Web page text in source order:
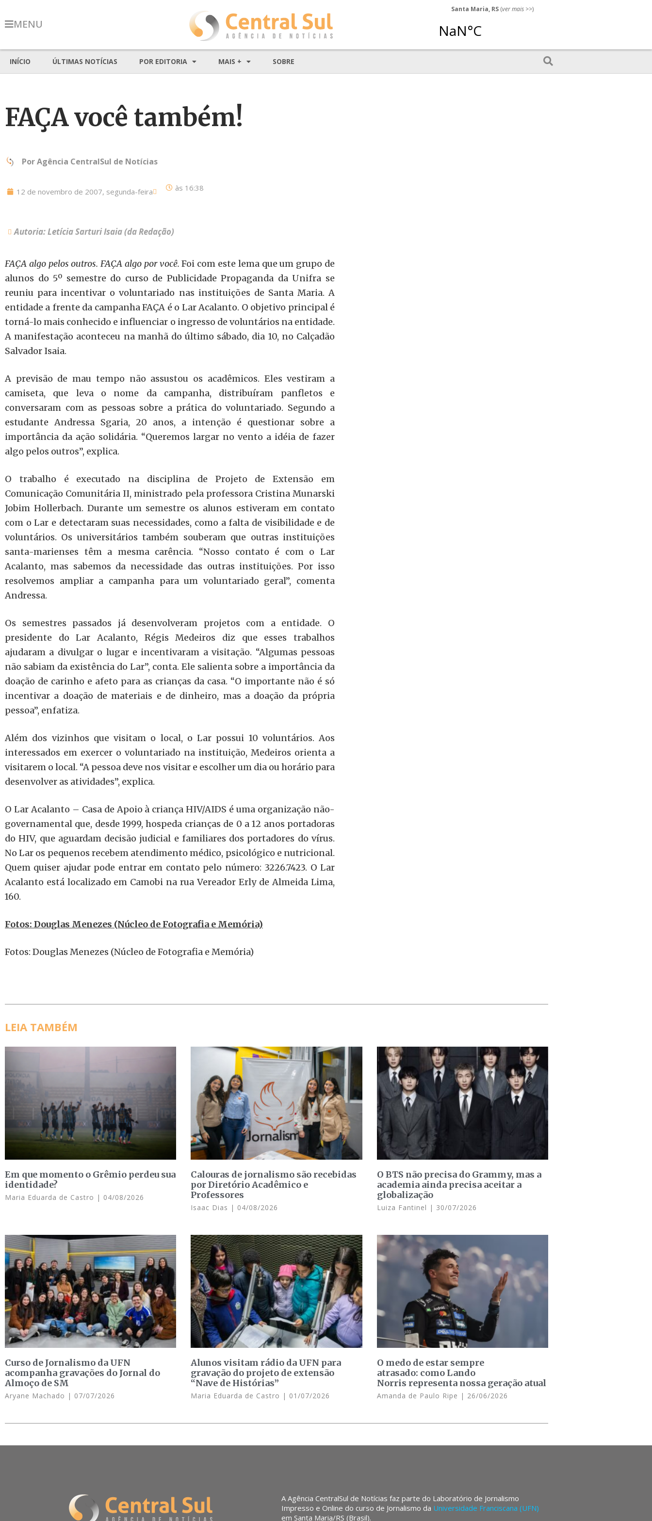
MENU
Santa Maria, RS (ver mais >>)
INÍCIO ÚLTIMAS NOTÍCIAS POR EDITORIA MAIS + SOBRE
FAÇA você também!
PorAgência CentralSul de Notícias
12 de novembro de 2007, segunda-feira às 16:38
Autoria: Letícia Sarturi Isaia (da Redação)
FAÇA algo pelos outros. FAÇA algo por você. Foi com este lema que um grupo de
alunos do 5º semestre do curso de Publicidade Propaganda da Unifra se
reuniu para incentivar o voluntariado nas instituições de Santa Maria. A
entidade a frente da campanha FAÇA é o Lar Acalanto. O objetivo principal é
torná-lo mais conhecido e influenciar o ingresso de voluntários na entidade.
A manifestação aconteceu na manhã do último sábado, dia 10, no Calçadão
Salvador Isaia.
A previsão de mau tempo não assustou os acadêmicos. Eles vestiram a
camiseta, que leva o nome da campanha, distribuíram panfletos e
conversaram com as pessoas sobre a prática do voluntariado. Segundo a
estudante Andressa Sgaria, 20 anos, a intenção é questionar sobre a
importância da ação solidária. “Queremos largar no vento a idéia de fazer
algo pelos outros”, explica.
O trabalho é executado na disciplina de Projeto de Extensão em
Comunicação Comunitária II, ministrado pela professora Cristina Munarski
Jobim Hollerbach. Durante um semestre os alunos estiveram em contato
com o Lar e detectaram suas necessidades, como a falta de visibilidade e de
voluntários. Os universitários também souberam que outras instituições
santa-marienses têm a mesma carência. “Nosso contato é com o Lar
Acalanto, mas sabemos da necessidade das outras instituições. Por isso
resolvemos ampliar a campanha para um voluntariado geral”, comenta
Andressa.
Os semestres passados já desenvolveram projetos com a entidade. O
presidente do Lar Acalanto, Régis Medeiros diz que esses trabalhos
ajudaram a divulgar o lugar e incentivaram a visitação. “Algumas pessoas
não sabiam da existência do Lar”, conta. Ele salienta sobre a importância da
doação de carinho e afeto para as crianças da casa. “O importante não é só
incentivar a doação de materiais e de dinheiro, mas a doação da própria
pessoa”, enfatiza.
Além dos vizinhos que visitam o local, o Lar possui 10 voluntários. Aos
interessados em exercer o voluntariado na instituição, Medeiros orienta a
visitarem o local. “A pessoa deve nos visitar e escolher um dia ou horário para
desenvolver as atividades”, explica.
O Lar Acalanto – Casa de Apoio à criança HIV/AIDS é uma organização não-
governamental que, desde 1999, hospeda crianças de 0 a 12 anos portadoras
do HIV, que aguardam decisão judicial e familiares dos portadores do vírus.
No Lar os pequenos recebem atendimento médico, psicológico e nutricional.
Quem quiser ajudar pode entrar em contato pelo número: 3226.7423. O Lar
Acalanto está localizado em Camobi na rua Vereador Erly de Almeida Lima,
160.
Fotos: Douglas Menezes (Núcleo de Fotografia e Memória)
Fotos: Douglas Menezes (Núcleo de Fotografia e Memória)
LEIA TAMBÉM
Em que momento o Grêmio perdeu sua
identidade?
Maria Eduarda de Castro 04/08/2026
Calouras de jornalismo são recebidas
por Diretório Acadêmico e
Professores
Isaac Dias 04/08/2026
O BTS não precisa do Grammy, mas a
academia ainda precisa aceitar a
globalização
Luiza Fantinel 30/07/2026
Curso de Jornalismo da UFN
acompanha gravações do Jornal do
Almoço de SM
Aryane Machado 07/07/2026
Alunos visitam rádio da UFN para
gravação do projeto de extensão
“Nave de Histórias”
Maria Eduarda de Castro 01/07/2026
O medo de estar sempre
atrasado: como Lando
Norris representa nossa geração atual
Amanda de Paulo Ripe 26/06/2026
A Agência CentralSul de Notícias faz parte do Laboratório de Jornalismo
Impresso e Online do curso de Jornalismo da Universidade Franciscana (UFN)
em Santa Maria/RS (Brasil).